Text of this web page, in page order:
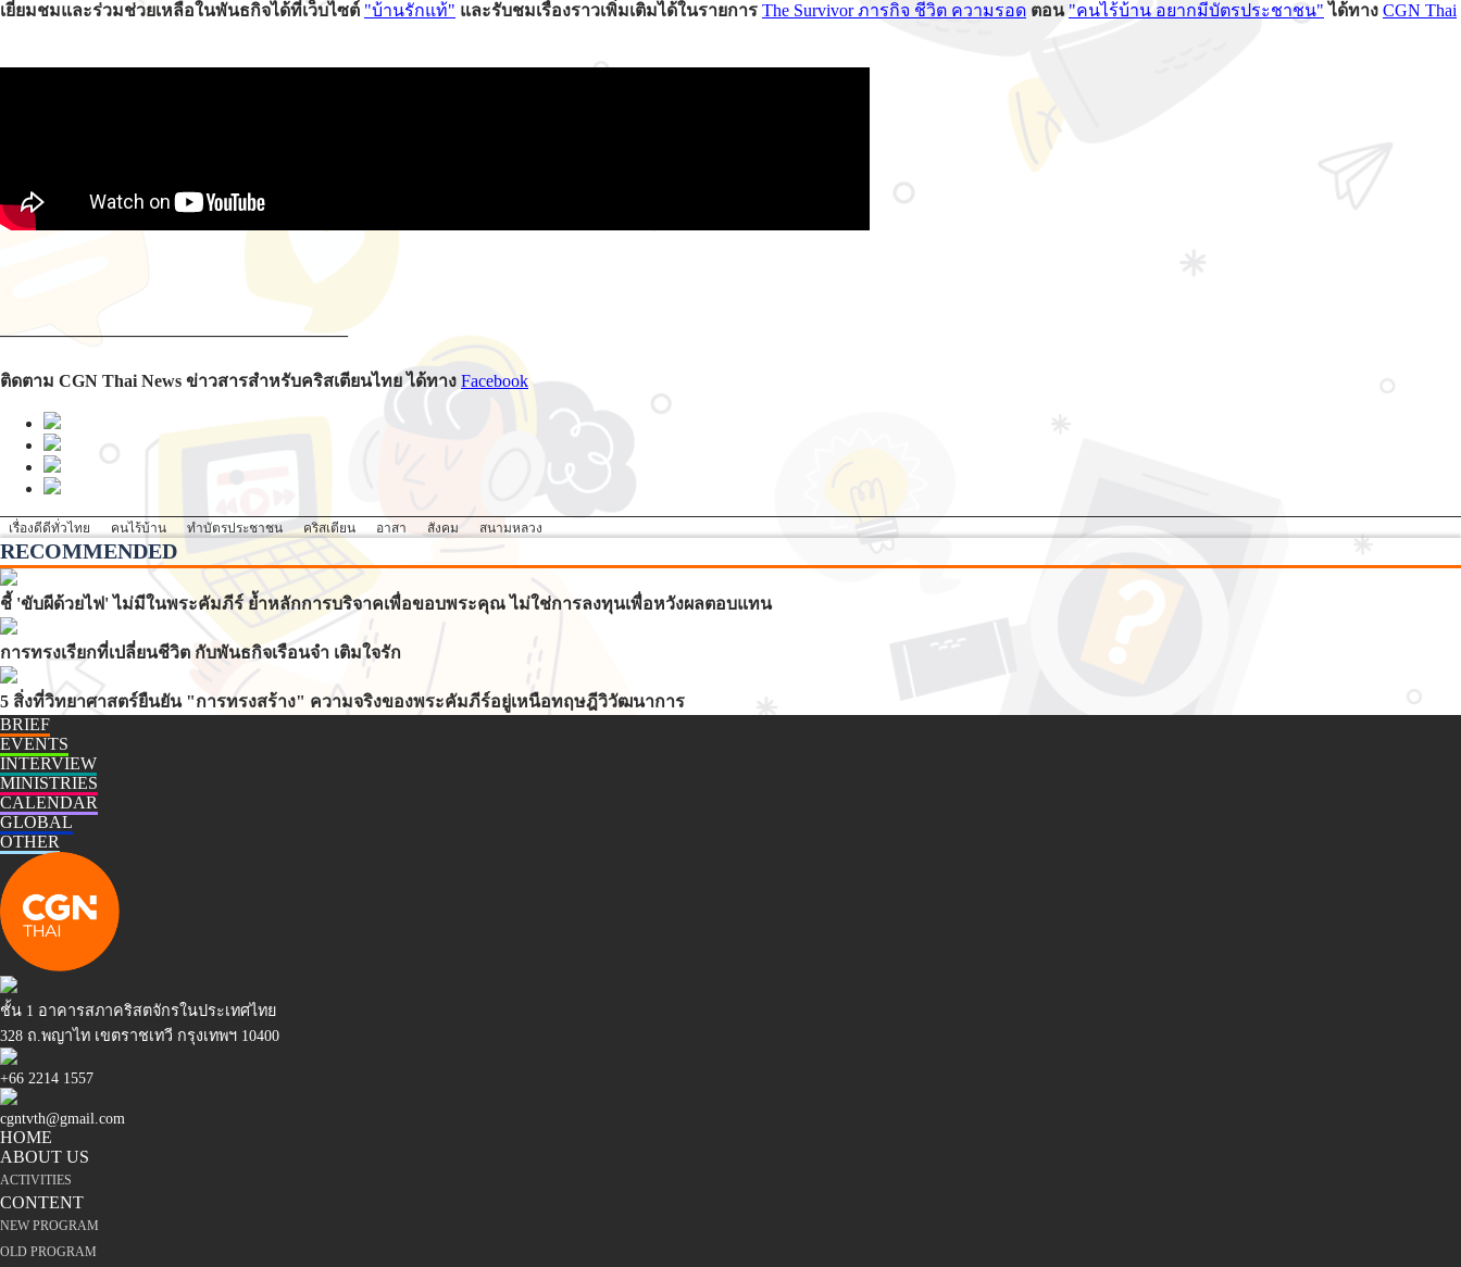
เยี่ยมชมและร่วมช่วยเหลือในพันธกิจได้ที่เว็บไซต์ "บ้านรักแท้" และรับชมเรื่องราวเพิ่มเติมได้ในรายการ The Survivor ภารกิจ ชีวิต ความรอด ตอน "คนไร้บ้าน อยากมีบัตรประชาชน" ได้ทาง CGN Thai
________________________________________
ติดตาม CGN Thai News ข่าวสารสำหรับคริสเตียนไทย ได้ทาง Facebook
เรื่องดีดีทั่วไทย คนไร้บ้าน ทำบัตรประชาชน คริสเตียน อาสา สังคม สนามหลวง
RECOMMENDED
ชี้ 'ขับผีด้วยไฟ' ไม่มีในพระคัมภีร์ ย้ำหลักการบริจาคเพื่อขอบพระคุณ ไม่ใช่การลงทุนเพื่อหวังผลตอบแทน
การทรงเรียกที่เปลี่ยนชีวิต กับพันธกิจเรือนจำ เติมใจรัก
5 สิ่งที่วิทยาศาสตร์ยืนยัน "การทรงสร้าง" ความจริงของพระคัมภีร์อยู่เหนือทฤษฎีวิวัฒนาการ
BRIEF
EVENTS
INTERVIEW
MINISTRIES
CALENDAR
GLOBAL
OTHER
ชั้น 1 อาคารสภาคริสตจักรในประเทศไทย
328 ถ.พญาไท เขตราชเทวี กรุงเทพฯ 10400
+66 2214 1557
cgntvth@gmail.com
HOME
ABOUT US
ACTIVITIES
CONTENT
NEW PROGRAM
OLD PROGRAM